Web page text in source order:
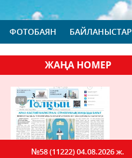
ФОТОБАЯН БАЙЛАНЫСТАР
ЖАҢА НОМЕР
№58 (11222)04.08.2026 ж.